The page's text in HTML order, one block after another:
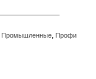
Промышленные, Профи